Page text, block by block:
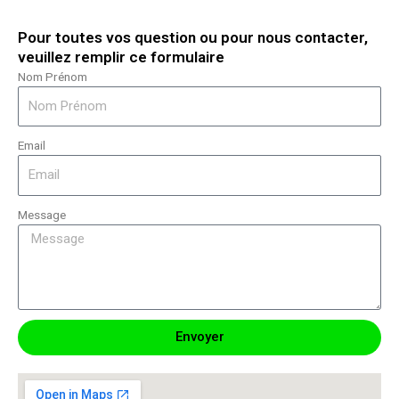
Pour toutes vos question ou pour nous contacter,
veuillez remplir ce formulaire
Nom Prénom
Email
Message
Envoyer